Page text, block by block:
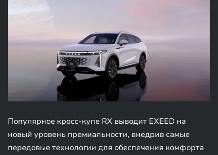
Популярное кросс-купе RX выводит EXEED на
новый уровень премиальности, внедрив самые
передовые технологии для обеспечения комфорта